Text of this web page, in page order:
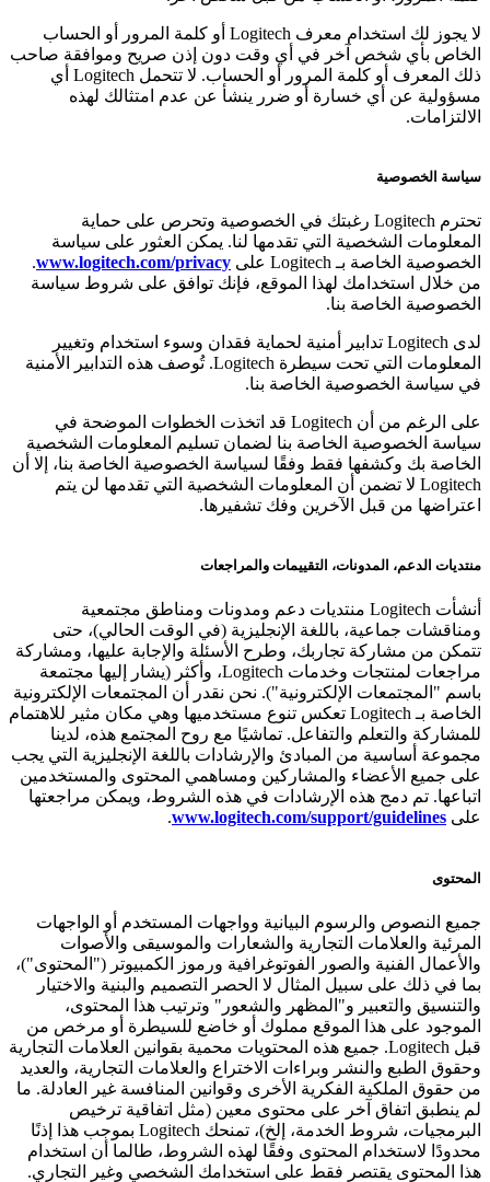
لا يجوز لك استخدام معرف Logitech أو كلمة المرور أو الحساب
الخاص بأي شخص آخر في أي وقت دون إذن صريح وموافقة صاحب
ذلك المعرف أو كلمة المرور أو الحساب. لا تتحمل Logitech أي
مسؤولية عن أي خسارة أو ضرر ينشأ عن عدم امتثالك لهذه
الالتزامات.
سياسة الخصوصية
تحترم Logitech رغبتك في الخصوصية وتحرص على حماية
المعلومات الشخصية التي تقدمها لنا. يمكن العثور على سياسة
الخصوصية الخاصة بـ Logitech على
www.logitech.com/privacy
.
من خلال استخدامك لهذا الموقع، فإنك توافق على شروط سياسة
الخصوصية الخاصة بنا.
لدى Logitech تدابير أمنية لحماية فقدان وسوء استخدام وتغيير
المعلومات التي تحت سيطرة Logitech. تُوصف هذه التدابير الأمنية
في سياسة الخصوصية الخاصة بنا.
على الرغم من أن Logitech قد اتخذت الخطوات الموضحة في
سياسة الخصوصية الخاصة بنا لضمان تسليم المعلومات الشخصية
الخاصة بك وكشفها فقط وفقًا لسياسة الخصوصية الخاصة بنا، إلا أن
Logitech لا تضمن أن المعلومات الشخصية التي تقدمها لن يتم
اعتراضها من قبل الآخرين وفك تشفيرها.
منتديات الدعم، المدونات، التقييمات والمراجعات
أنشأت Logitech منتديات دعم ومدونات ومناطق مجتمعية
ومناقشات جماعية، باللغة الإنجليزية (في الوقت الحالي)، حتى
تتمكن من مشاركة تجاربك، وطرح الأسئلة والإجابة عليها، ومشاركة
مراجعات لمنتجات وخدمات Logitech، وأكثر (يشار إليها مجتمعة
باسم "المجتمعات الإلكترونية"). نحن نقدر أن المجتمعات الإلكترونية
الخاصة بـ Logitech تعكس تنوع مستخدميها وهي مكان مثير للاهتمام
للمشاركة والتعلم والتفاعل. تماشيًا مع روح المجتمع هذه، لدينا
مجموعة أساسية من المبادئ والإرشادات باللغة الإنجليزية التي يجب
على جميع الأعضاء والمشاركين ومساهمي المحتوى والمستخدمين
اتباعها. تم دمج هذه الإرشادات في هذه الشروط، ويمكن مراجعتها
على www.logitech.com/support/guidelines
.
المحتوى
جميع النصوص والرسوم البيانية وواجهات المستخدم أو الواجهات
المرئية والعلامات التجارية والشعارات والموسيقى والأصوات
والأعمال الفنية والصور الفوتوغرافية ورموز الكمبيوتر ("المحتوى")،
بما في ذلك على سبيل المثال لا الحصر التصميم والبنية والاختيار
والتنسيق والتعبير و"المظهر والشعور" وترتيب هذا المحتوى،
الموجود على هذا الموقع مملوك أو خاضع للسيطرة أو مرخص من
قبل Logitech. جميع هذه المحتويات محمية بقوانين العلامات التجارية
وحقوق الطبع والنشر وبراءات الاختراع والعلامات التجارية، والعديد
من حقوق الملكية الفكرية الأخرى وقوانين المنافسة غير العادلة. ما
لم ينطبق اتفاق آخر على محتوى معين (مثل اتفاقية ترخيص
البرمجيات، شروط الخدمة، إلخ)، تمنحك Logitech بموجب هذا إذنًا
محدودًا لاستخدام المحتوى وفقًا لهذه الشروط، طالما أن استخدام
هذا المحتوى يقتصر فقط على استخدامك الشخصي وغير التجاري.